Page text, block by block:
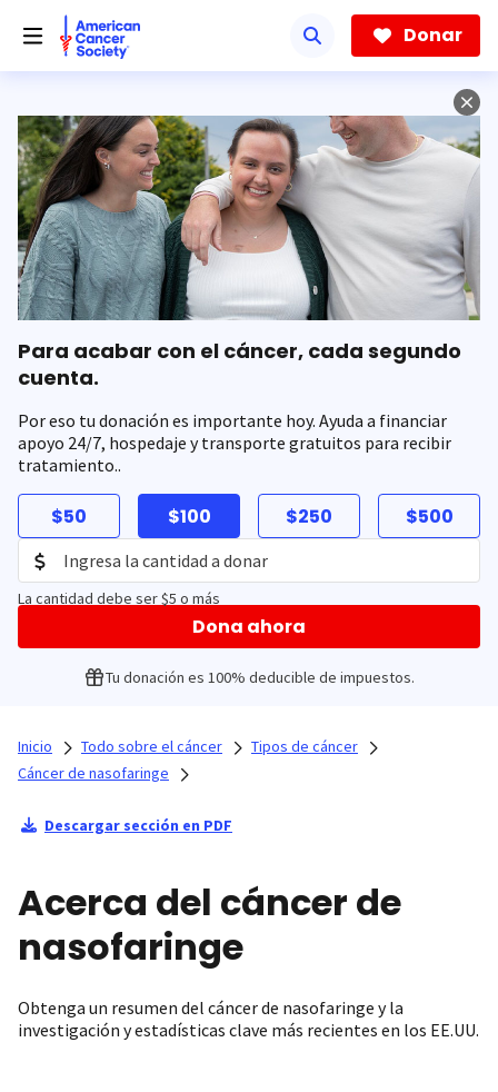
hacia
contenido
Donar
Para acabar con el cáncer, cada segundo
cuenta.
Por eso tu donación es importante hoy. Ayuda a financiar
apoyo 24/7, hospedaje y transporte gratuitos para recibir
tratamiento..
$50 $100 $250 $500
La cantidad debe ser $5 o más
Dona ahora
Tu donación es 100% deducible de impuestos.
Inicio Todo sobre el cáncer
Tipos de cáncer
Cáncer de nasofaringe
Descargar sección en PDF
Acerca del cáncer de
nasofaringe
Obtenga un resumen del cáncer de nasofaringe y la
investigación y estadísticas clave más recientes en los EE.UU.